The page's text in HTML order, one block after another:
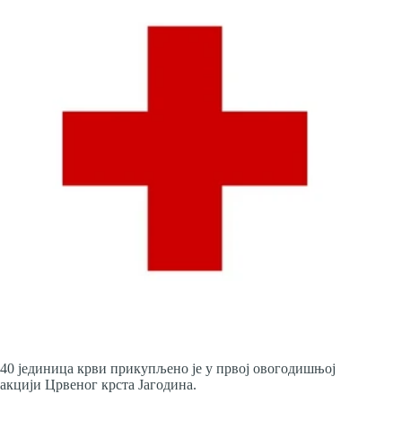
40 јединица крви прикупљено је у првој овогодишњој
акцији Црвеног крста Јагодина.